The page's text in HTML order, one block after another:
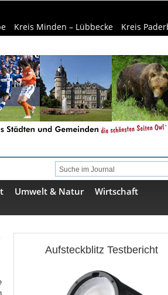
Kreis Minden – Lübbecke Kreis
Umwelt & Natur
Wirtschaft
Aufsteckblitz Testbericht